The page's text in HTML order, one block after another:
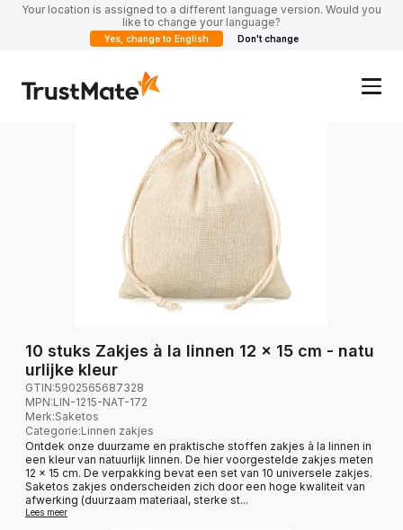
Your location is assigned to a different language version. Would you
like to change your language?
Yes, change to English Don't change
10 stuks Zakjes à la linnen 12 x 15 cm - natu
urlijke kleur
GTIN:5902565687328
MPN:LIN-1215-NAT-172
Merk:Saketos
Categorie:Linnen zakjes
Ontdek onze duurzame en praktische stoffen zakjes à la linnen in
een kleur van natuurlijk linnen. De hier voorgestelde zakjes meten
12 x 15 cm. De verpakking bevat een set van 10 universele zakjes.
Saketos zakjes onderscheiden zich door een hoge kwaliteit van
afwerking (duurzaam materiaal, sterke st...
Lees meer